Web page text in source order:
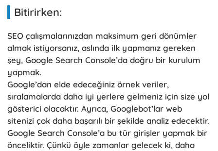
Bitirirken:
SEO çalışmalarınızdan maksimum geri dönümler
almak istiyorsanız, aslında ilk yapmanız gereken
şey, Google Search Console’da doğru bir kurulum
yapmak.
Google’dan elde edeceğiniz örnek veriler,
sıralamalarda daha iyi yerlere gelmeniz için size yol
gösterici olacaktır. Ayrıca, Googlebot’lar web
sitenizi çok daha başarılı bir şekilde analiz edecektir.
Google Search Console’a bu tür girişler yapmak bir
önceliktir. Çünkü öyle zamanlar gelecek ki, daha